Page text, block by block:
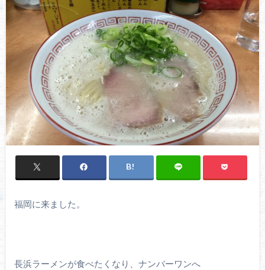
福岡に来ました。
長浜ラーメンが食べたくなり、ナンバーワンへ